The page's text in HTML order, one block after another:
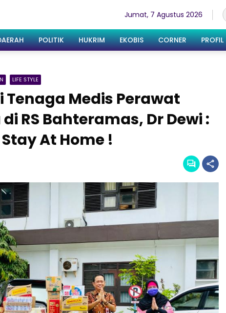
Jumat, 7 Agustus 2026
POLITIK HUKRIM EKOBIS CORNER PROFIL
LIFE STYLE
Tenaga Medis Perawat
RS Bahteramas, Dr Dewi :
At Home !